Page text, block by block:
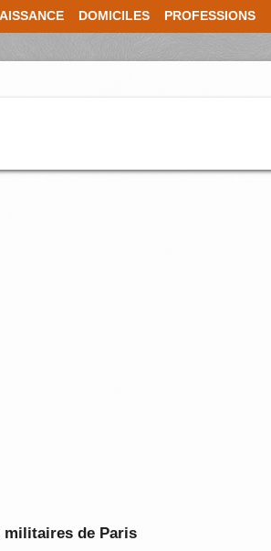
DOMICILES PROFESSIONS
militaires de Paris